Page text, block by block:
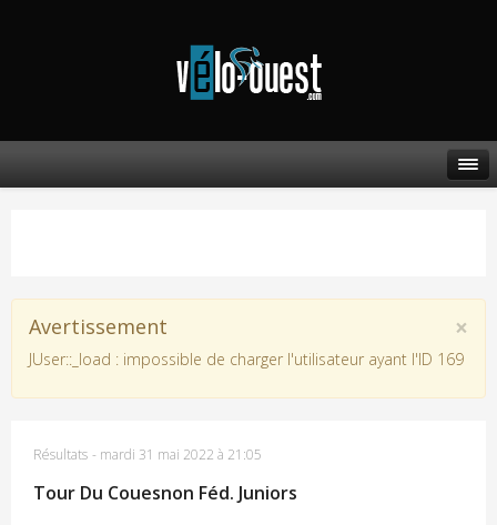
×
Avertissement
JUser::_load : impossible de charger l'utilisateur ayant l'ID 169
Résultats - mardi 31 mai 2022 à 21:05
Tour Du Couesnon Féd. Juniors